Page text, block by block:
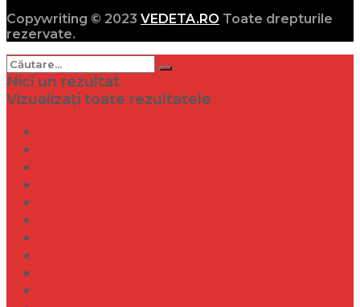
Copywriting © 2023 VEDETA.RO Toate drepturile
rezervate.
Nici un rezultat
Vizualizați toate rezultatele